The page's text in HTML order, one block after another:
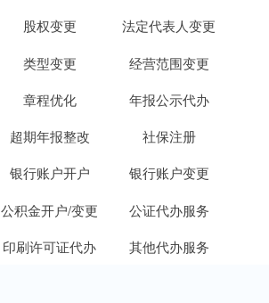
股权变更
法定代表人变更
类型变更
经营范围变更
章程优化
年报公示代办
超期年报整改
社保注册
银行账户开户
银行账户变更
公积金开户/变更
公证代办服务
印刷许可证代办 其他代办服务